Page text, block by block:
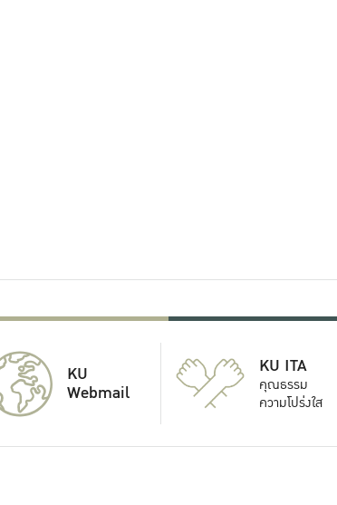
KU
Webmail
KU ITA
คุณธรรม
ความโปร่งใส